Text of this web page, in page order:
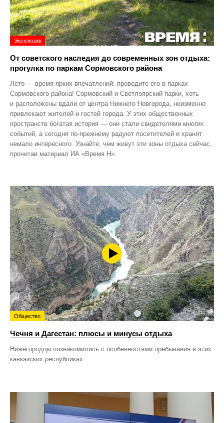
Эксклюзив
От советского наследия до современных зон отдыха:
прогулка по паркам Сормовского района
Лето — время ярких впечатлений: проведите его в парках
Сормовского района! Сормовский и Светлоярский парки, хоть
и расположены вдали от центра Нижнего Новгорода, неизменно
привлекают жителей и гостей города. У этих общественных
пространств богатая история — они стали свидетелями многих
событий, а сегодня по‑прежнему радуют посетителей и хранят
немало интересного. Узнайте, чем живут эти зоны отдыха сейчас,
прочитав материал ИА «Время Н».
Общество
Чечня и Дагестан: плюсы и минусы отдыха
Нижегородцы познакомились с особенностями пребывания в этих
кавказских республиках.